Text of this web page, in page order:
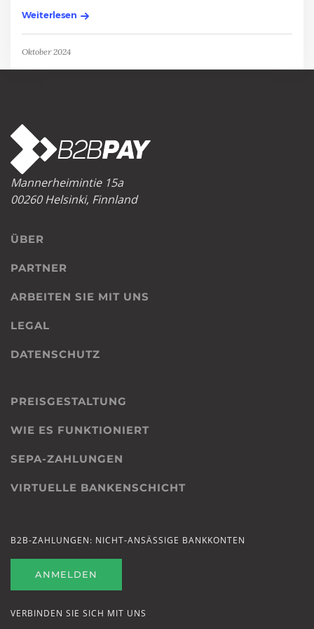
Weiterlesen
Oktober 2024
Mannerheimintie 15a
00260 Helsinki, Finnland
ÜBER
PARTNER
ARBEITEN SIE MIT UNS
LEGAL
DATENSCHUTZ
PREISGESTALTUNG
WIE ES FUNKTIONIERT
SEPA-ZAHLUNGEN
VIRTUELLE BANKENSCHICHT
B2B-ZAHLUNGEN: NICHT-ANSÄSSIGE BANKKONTEN
ANMELDEN
VERBINDEN SIE SICH MIT UNS